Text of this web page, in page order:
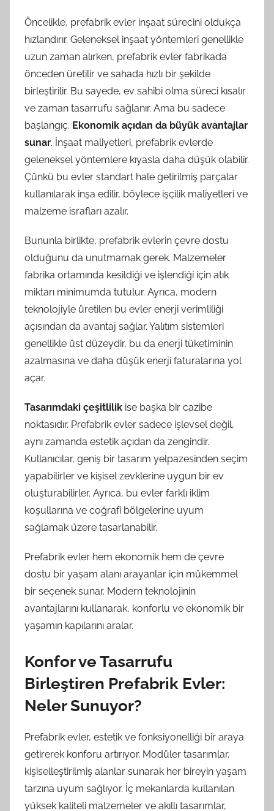
Öncelikle, prefabrik evler inşaat sürecini oldukça
hızlandırır. Geleneksel inşaat yöntemleri genellikle
uzun zaman alırken, prefabrik evler fabrikada
önceden üretilir ve sahada hızlı bir şekilde
birleştirilir. Bu sayede, ev sahibi olma süreci kısalır
ve zaman tasarrufu sağlanır. Ama bu sadece
başlangıç. Ekonomik açıdan da büyük avantajlar
sunar. İnşaat maliyetleri, prefabrik evlerde
geleneksel yöntemlere kıyasla daha düşük olabilir.
Çünkü bu evler standart hale getirilmiş parçalar
kullanılarak inşa edilir, böylece işçilik maliyetleri ve
malzeme israfları azalır.
Bununla birlikte, prefabrik evlerin çevre dostu
olduğunu da unutmamak gerek. Malzemeler
fabrika ortamında kesildiği ve işlendiği için atık
miktarı minimumda tutulur. Ayrıca, modern
teknolojiyle üretilen bu evler enerji verimliliği
açısından da avantaj sağlar. Yalıtım sistemleri
genellikle üst düzeydir, bu da enerji tüketiminin
azalmasına ve daha düşük enerji faturalarına yol
açar.
Tasarımdaki çeşitlilik ise başka bir cazibe
noktasıdır. Prefabrik evler sadece işlevsel değil,
aynı zamanda estetik açıdan da zengindir.
Kullanıcılar, geniş bir tasarım yelpazesinden seçim
yapabilirler ve kişisel zevklerine uygun bir ev
oluşturabilirler. Ayrıca, bu evler farklı iklim
koşullarına ve coğrafi bölgelerine uyum
sağlamak üzere tasarlanabilir.
Prefabrik evler hem ekonomik hem de çevre
dostu bir yaşam alanı arayanlar için mükemmel
bir seçenek sunar. Modern teknolojinin
avantajlarını kullanarak, konforlu ve ekonomik bir
yaşamın kapılarını aralar.
Konfor ve Tasarrufu
Birleştiren Prefabrik Evler:
Neler Sunuyor?
Prefabrik evler, estetik ve fonksiyonelliği bir araya
getirerek konforu artırıyor. Modüler tasarımlar,
kişiselleştirilmiş alanlar sunarak her bireyin yaşam
tarzına uyum sağlıyor. İç mekanlarda kullanılan
yüksek kaliteli malzemeler ve akıllı tasarımlar,